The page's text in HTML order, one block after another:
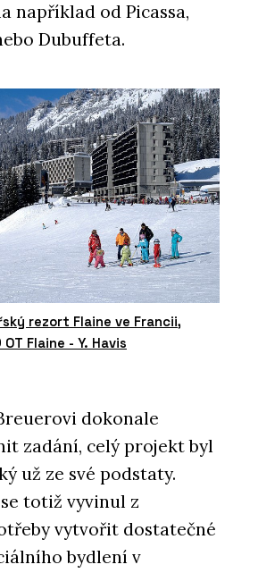
například od Picassa,
Dubuffeta.
rezort Flaine ve Francii,
Flaine - Y. Havis
dokonale
zadání, celý projekt byl
už ze své podstaty.
totiž vyvinul z
vytvořit dostatečné
bydlení v